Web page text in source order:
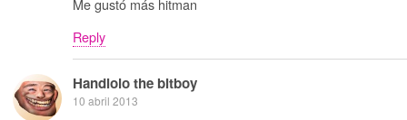
Me gustó más hitman
Reply
Handlolo the bitboy
10 abril 2013